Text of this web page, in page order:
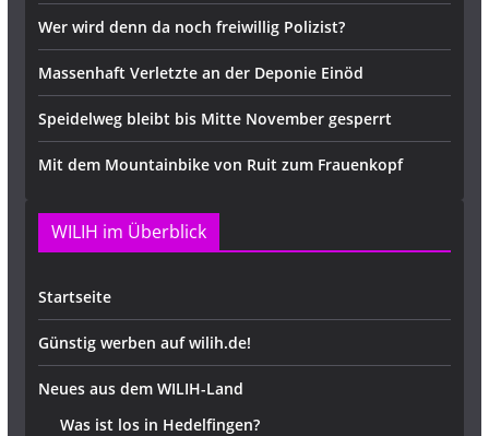
Wer wird denn da noch freiwillig Polizist?
Massenhaft Verletzte an der Deponie Einöd
Speidelweg bleibt bis Mitte November gesperrt
Mit dem Mountainbike von Ruit zum Frauenkopf
WILIH im Überblick
Startseite
Günstig werben auf wilih.de!
Neues aus dem WILIH-Land
Was ist los in Hedelfingen?